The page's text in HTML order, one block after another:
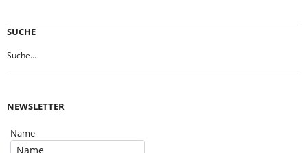
SUCHE
NEWSLETTER
Name